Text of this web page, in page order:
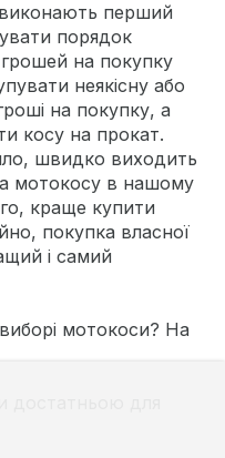
виконають перший
порядок
на покупку
неякісну або
на покупку, а
косу на прокат.
швидко виходить
мотокосу в нашому
краще купити
покупка власної
і самий
мотокоси? На